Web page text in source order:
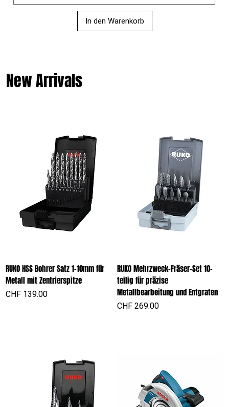
New Arrivals
RUKO HSS Bohrer Satz 1-10mm für
Metall mit Zentrierspitze
Preis
CHF 139.00
RUKO Mehrzweck-Fräser-Set 10-
teilig für präzise
Metallbearbeitung und Entgraten
Preis
CHF 269.00
In den Warenkorb